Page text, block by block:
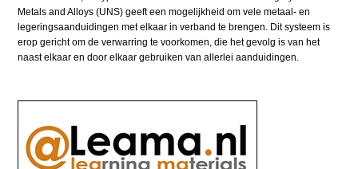
Metals and Alloys (UNS) geeft een mogelijkheid om vele metaal- en
legeringsaanduidingen met elkaar in verband te brengen. Dit systeem is
erop gericht om de verwarring te voorkomen, die het gevolg is van het
naast elkaar en door elkaar gebruiken van allerlei aanduidingen.